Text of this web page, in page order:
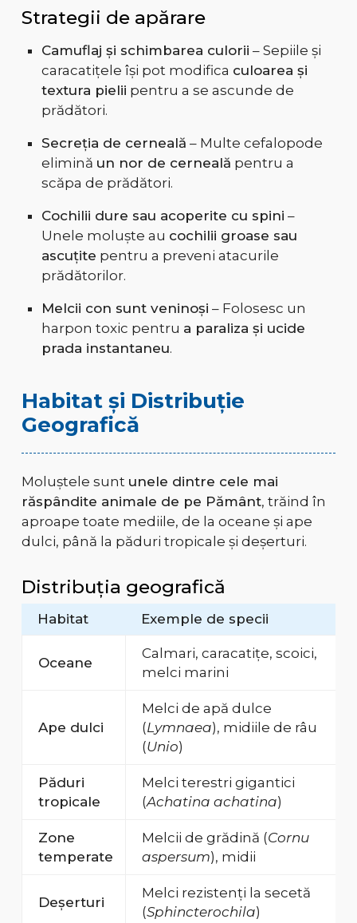
Strategii de apărare
Camuflaj și schimbarea culorii – Sepiile și
caracatițele își pot modifica culoarea și
textura pielii pentru a se ascunde de
prădători.
Secreția de cerneală – Multe cefalopode
elimină un nor de cerneală pentru a
scăpa de prădători.
Cochilii dure sau acoperite cu spini –
Unele moluște au cochilii groase sau
ascuțite pentru a preveni atacurile
prădătorilor.
Melcii con sunt veninoși – Folosesc un
harpon toxic pentru a paraliza și ucide
prada instantaneu.
Habitat și Distribuție
Geografică
Moluștele sunt unele dintre cele mai
răspândite animale de pe Pământ, trăind în
aproape toate mediile, de la oceane și ape
dulci, până la păduri tropicale și deșerturi.
Distribuția geografică
Habitat Exemple de specii
Oceane
Calmari, caracatițe, scoici,
melci marini
Ape dulci
Melci de apă dulce
(Lymnaea), midiile de râu
(Unio)
Păduri
tropicale
Melci terestri gigantici
(Achatina achatina)
Zone
temperate
Melcii de grădină (Cornu
aspersum), midii
Deșerturi
Melci rezistenți la secetă
(Sphincterochila)